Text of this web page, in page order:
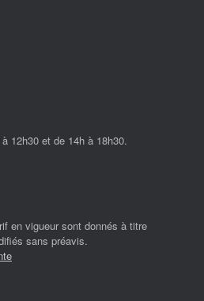
12h30 et de 14h à 18h30.
en vigueur sont donnés à titre
sans préavis.